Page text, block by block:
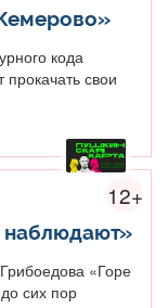
кода
свои
12+
наблюдают»
«Горе
сих пор